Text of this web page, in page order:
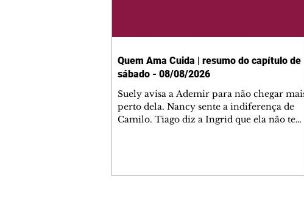
Quem Ama Cuida | resumo do capítulo de
sábado - 08/08/2026
Suely avisa a Ademir para não chegar mais
perto dela. Nancy sente a indiferença de
Camilo. Tiago diz a Ingrid que ela não tem